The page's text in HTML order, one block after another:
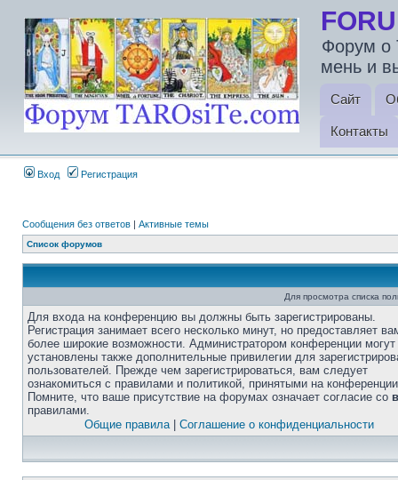
Форум о
мень и
Сайт
Контакты
Вход Регистрация
Сообщения без ответов | Активные темы
Список форумов
Для просмотра списка
Для входа на конференцию вы должны быть зарегистрированы.
Регистрация занимает всего несколько минут, но предоставляет
более широкие возможности. Администратором конференции
установлены также дополнительные привилегии для
пользователей. Прежде чем зарегистрироваться, вам следует
ознакомиться с правилами и политикой, принятыми на
Помните, что ваше присутствие на форумах означает согласие со
правилами.
Общие правила| Соглашение о конфиденциальности